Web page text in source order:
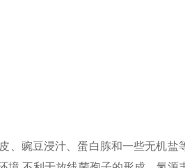
、豌豆浸汁、蛋白胨和一些无机盐